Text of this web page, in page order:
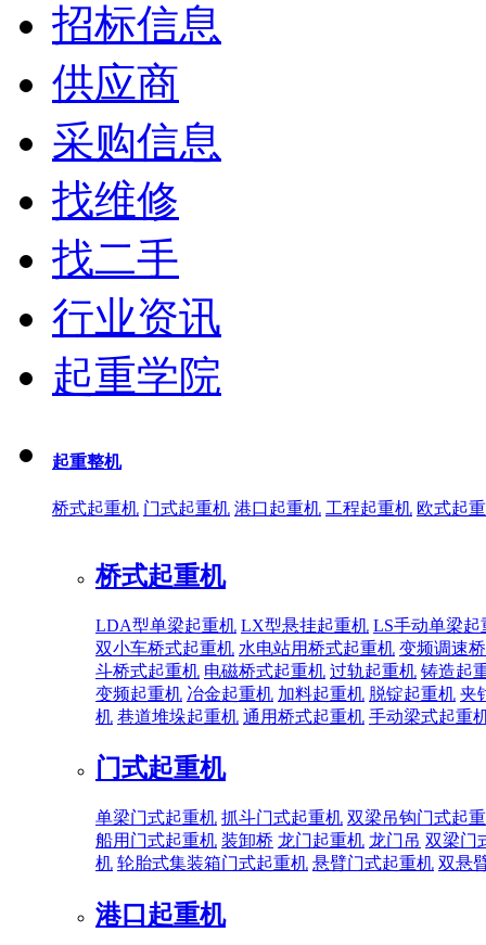
招标信息
供应商
采购信息
找维修
找二手
行业资讯
起重学院
起重整机
桥式起重机 门式起重机 港口起重机 工程起重机 欧式起
桥式起重机
LDA型单梁起重机 LX型悬挂起重机 LS手动单梁起
双小车桥式起重机 水电站用桥式起重机 变频调速
斗桥式起重机 电磁桥式起重机 过轨起重机 铸造起
变频起重机 冶金起重机 加料起重机 脱锭起重机 夹
机 巷道堆垛起重机 通用桥式起重机 手动梁式起重
门式起重机
单梁门式起重机 抓斗门式起重机 双梁吊钩门式起
船用门式起重机 装卸桥 龙门起重机 龙门吊 双梁门
机 轮胎式集装箱门式起重机 悬臂门式起重机 双悬
港口起重机